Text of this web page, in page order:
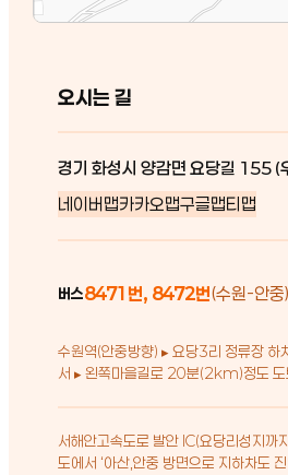
오시는 길
경기 화성시 양감면 요당길 155
네이버맵카카오맵구글맵티맵
버스8471번, 8472번(수원-안중)
수원역(안중방향) ▸ 요당3리 정류장 하
서 ▸ 왼쪽마을길로 20분(2km)정도 도
서해안고속도로 발안 IC(요당리성지
도에서 ‘아산,안중 방면으로 지하차도